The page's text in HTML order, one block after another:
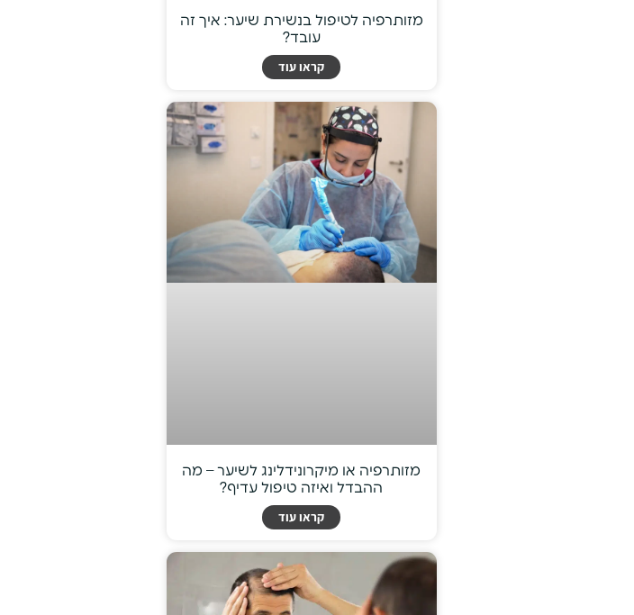
מזותרפיה לטיפול בנשירת שיער: איך זה
עובד?
קראו עוד
מזותרפיה או מיקרונידלינג לשיער – מה
ההבדל ואיזה טיפול עדיף?
קראו עוד